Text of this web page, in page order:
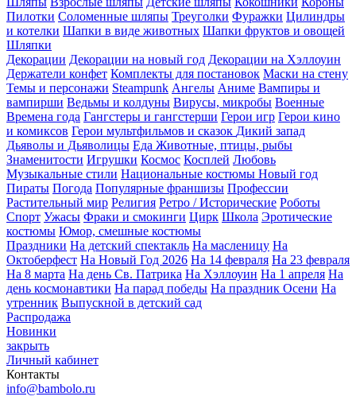
Пилотки Соломенные шляпы Треуголки Фуражки Цилиндры
и котелки Шапки в виде животных Шапки фруктов и овощей
Шляпки
Декорации Декорации на новый год Декорации на Хэллоуин
Держатели конфет Комплекты для постановок Маски на стену
Темы и персонажи Steampunk Ангелы Аниме Вампиры и
вампирши Ведьмы и колдуны Вирусы, микробы Военные
Времена года Гангстеры и гангстерши Герои игр Герои кино
и комиксов Герои мультфильмов и сказок Дикий запад
Дьяволы и Дьяволицы Еда Животные, птицы, рыбы
Знаменитости Игрушки Космос Косплей Любовь
Музыкальные стили Национальные костюмы Новый год
Пираты Погода Популярные франшизы Профессии
Растительный мир Религия Ретро / Исторические Роботы
Спорт Ужасы Фраки и смокинги Цирк Школа Эротические
костюмы Юмор, смешные костюмы
Праздники На детский спектакль На масленицу На
Октоберфест На Новый Год 2026 На 14 февраля На 23 февраля
На 8 марта На день Св. Патрика На Хэллоуин На 1 апреля На
день космонавтики На парад победы На праздник Осени На
утренник Выпускной в детский сад
Распродажа
Новинки
закрыть
Личный кабинет
Контакты
info@bambolo.ru